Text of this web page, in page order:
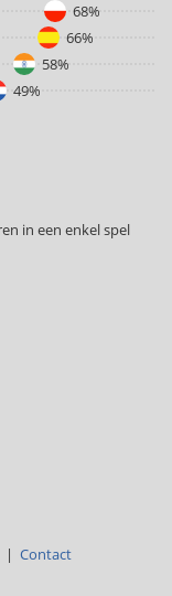
68%
66%
58%
49%
in een enkel spel
| Contact